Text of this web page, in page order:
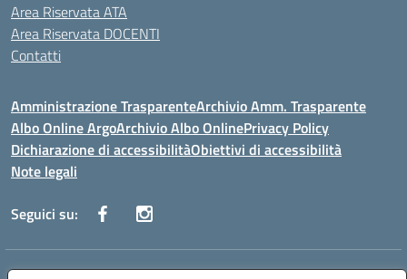
Area Riservata ATA
Area Riservata DOCENTI
Contatti
Amministrazione TrasparenteArchivio Amm. Trasparente
Albo Online ArgoArchivio Albo OnlinePrivacy Policy
Dichiarazione di accessibilitàObiettivi di accessibilità
Note legali
Seguici su: